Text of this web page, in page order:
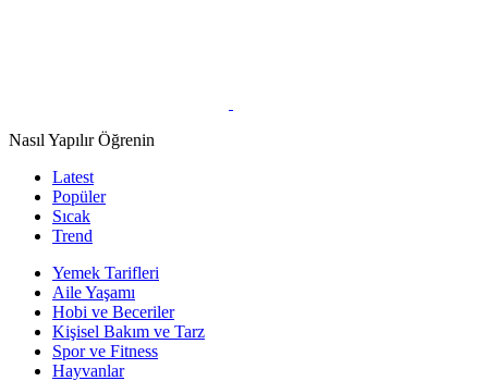
Nasıl Yapılır Öğrenin
Latest
Popüler
Sıcak
Trend
Yemek Tarifleri
Aile Yaşamı
Hobi ve Beceriler
Kişisel Bakım ve Tarz
Spor ve Fitness
Hayvanlar